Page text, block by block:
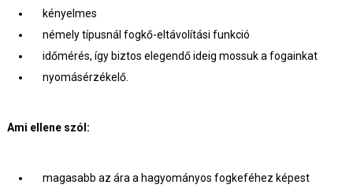
kényelmes
némely típusnál fogkő-eltávolítási funkció
időmérés, így biztos elegendő ideig mossuk a fogainkat
nyomásérzékelő.
Ami ellene szól:
magasabb az ára a hagyományos fogkeféhez képest